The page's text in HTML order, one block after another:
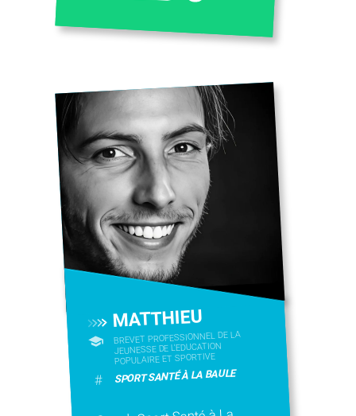
MATTHIEU
BREVET PROFESSIONNEL DE LA
JEUNESSE DE L'EDUCATION
POPULAIRE ET SPORTIVE
# SPORT SANTÉ À LA BAULE